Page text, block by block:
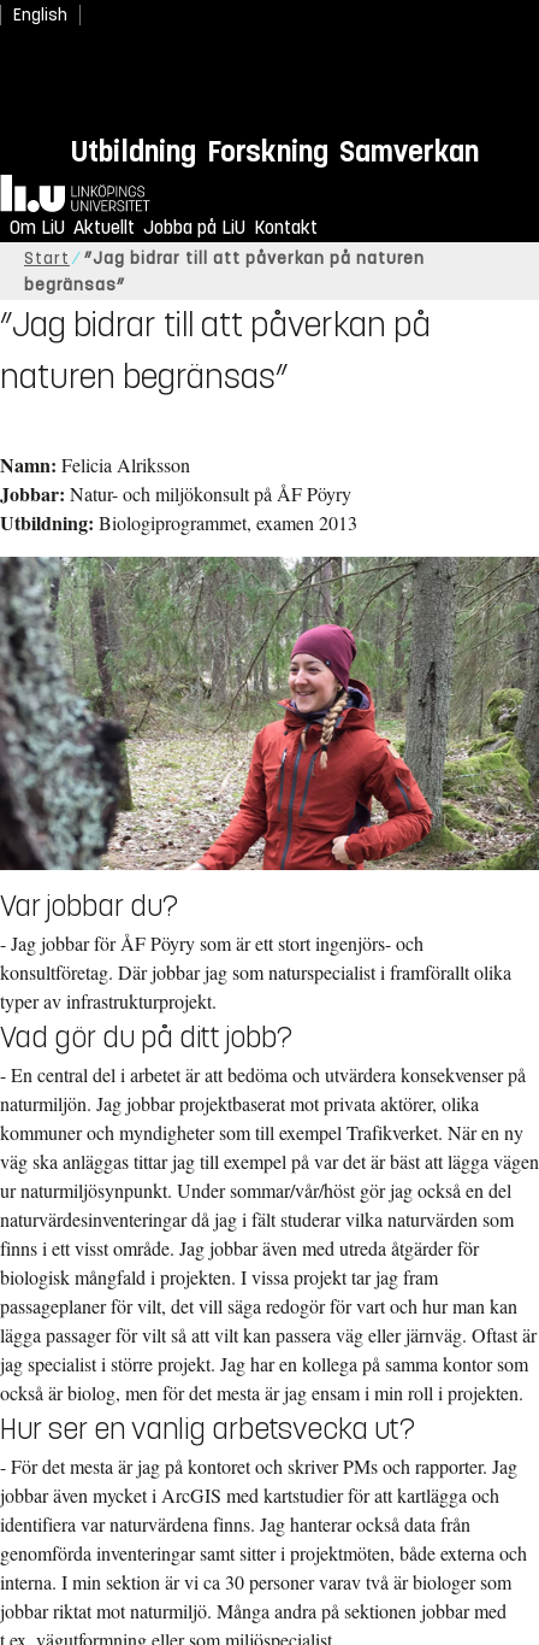
English
Utbildning Forskning Samverkan
Hem
Om LiU Aktuellt Jobba på LiU Kontakt
Start
”Jag bidrar till att påverkan på naturen
begränsas”
”Jag bidrar till att påverkan på
naturen begränsas”
Namn: Felicia Alriksson
Jobbar: Natur- och miljökonsult på ÅF Pöyry
Utbildning: Biologiprogrammet, examen 2013
Var jobbar du?
- Jag jobbar för ÅF Pöyry som är ett stort ingenjörs- och
konsultföretag. Där jobbar jag som naturspecialist i framförallt olika
typer av infrastrukturprojekt.
Vad gör du på ditt jobb?
- En central del i arbetet är att bedöma och utvärdera konsekvenser på
naturmiljön. Jag jobbar projektbaserat mot privata aktörer, olika
kommuner och myndigheter som till exempel Trafikverket. När en ny
väg ska anläggas tittar jag till exempel på var det är bäst att lägga vägen
ur naturmiljösynpunkt. Under sommar/vår/höst gör jag också en del
naturvärdesinventeringar då jag i fält studerar vilka naturvärden som
finns i ett visst område. Jag jobbar även med utreda åtgärder för
biologisk mångfald i projekten. I vissa projekt tar jag fram
passageplaner för vilt, det vill säga redogör för vart och hur man kan
lägga passager för vilt så att vilt kan passera väg eller järnväg. Oftast är
jag specialist i större projekt. Jag har en kollega på samma kontor som
också är biolog, men för det mesta är jag ensam i min roll i projekten.
Hur ser en vanlig arbetsvecka ut?
- För det mesta är jag på kontoret och skriver PMs och rapporter. Jag
jobbar även mycket i ArcGIS med kartstudier för att kartlägga och
identifiera var naturvärdena finns. Jag hanterar också data från
genomförda inventeringar samt sitter i projektmöten, både externa och
interna. I min sektion är vi ca 30 personer varav två är biologer som
jobbar riktat mot naturmiljö. Många andra på sektionen jobbar med
t.ex. vägutformning eller som miljöspecialist.